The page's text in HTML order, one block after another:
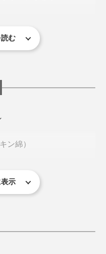
玄関やベッドサイドに置
い、タオルとは別格の使
までは水を弾いてしまう
維を傷めることなく、完
的な強アルカリ性の苛性
境にやさしいTZ酸性酵
」の段階から。
る「わた」を混ぜること
より自然に色が混ざり合
る綿は、他ではほとんど
に作られています。
惚れ。
会えませんでしたが、こ
綿100％のなめらかな肌
む
ン綿）
をおすすめします。
示